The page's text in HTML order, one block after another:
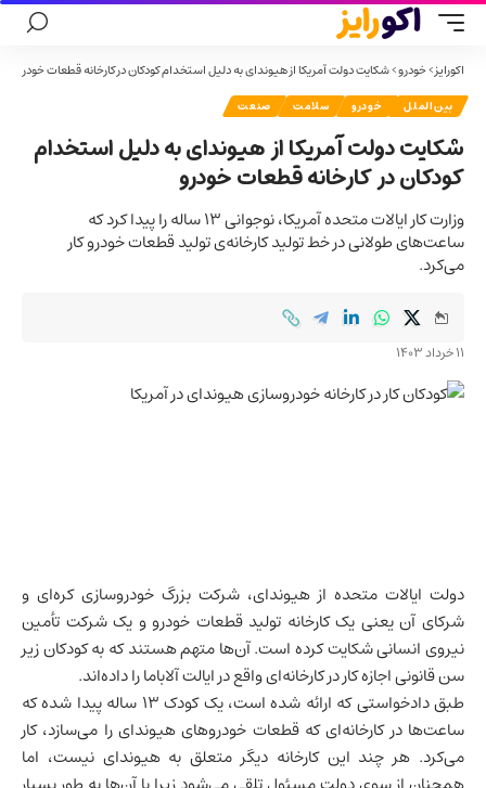
اکورایز>خودرو>شکایت دولت آمریکا از هیوندای به دلیل استخدام کودکان در کارخانه قطعات خودرو
بین‌الملل خودرو سلامت صنعت
شکایت دولت آمریکا از هیوندای به دلیل استخدام
کودکان در کارخانه قطعات خودرو
وزارت کار ایالات متحده آمریکا، نوجوانی 13 ساله را پیدا کرد که
ساعت‌های طولانی در خط تولید کارخانه‌ی تولید قطعات خودرو کار
می‌کرد.
11 خرداد 1403
دولت ایالات متحده از هیوندای، شرکت بزرگ خودروسازی کره‌ای و
شرکای آن یعنی یک کارخانه تولید قطعات خودرو و یک شرکت تأمین
نیروی انسانی شکایت کرده است. آن‌ها متهم هستند که به کودکان زیر
سن قانونی اجازه کار در کارخانه‌ای واقع در ایالت آلاباما را داده‌اند.
طبق دادخواستی که ارائه شده است، یک کودک 13 ساله پیدا شده که
ساعت‌ها در کارخانه‌ای که قطعات خودروهای هیوندای را می‌سازد، کار
می‌کرد. هر چند این کارخانه دیگر متعلق به هیوندای نیست، اما